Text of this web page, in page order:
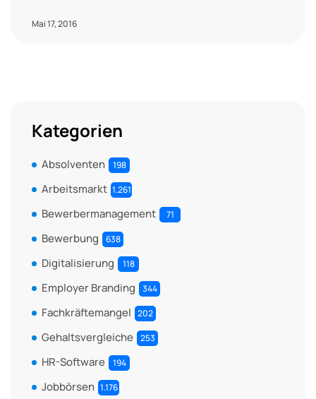
Mai 17, 2016
Kategorien
Absolventen 198
Arbeitsmarkt 1.261
Bewerbermanagement 71
Bewerbung 638
Digitalisierung 118
Employer Branding 344
Fachkräftemangel 202
Gehaltsvergleiche 253
HR-Software 194
Jobbörsen 1.176